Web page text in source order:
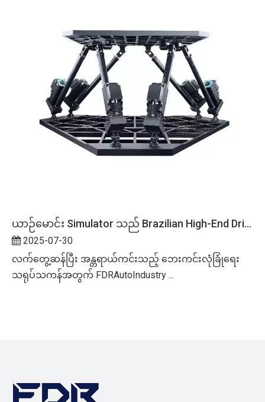
ယာဉ်မောင်း Simulator သည် Brazilian High-End Driving School အတွက် အဆင့်မြင့် ယာဉ်မောင်းသင်တန်းကို မြှင့်တင်ပေးပါသည်။
2025-07-30
လက်တွေ့ဆန်ပြီး အန္တရာယ်ကင်းသည့် ဘေးကင်းလုံခြုံရေး
သရုပ်သကန်အတွက် FDRAutoIndustry ...